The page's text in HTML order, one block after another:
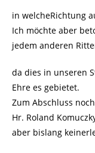
in welcheRichtung
Ich möchte aber
jedem anderen
da dies in unseren
Ehre es gebietet.
Zum Abschluss
Hr. Roland
aber bislang